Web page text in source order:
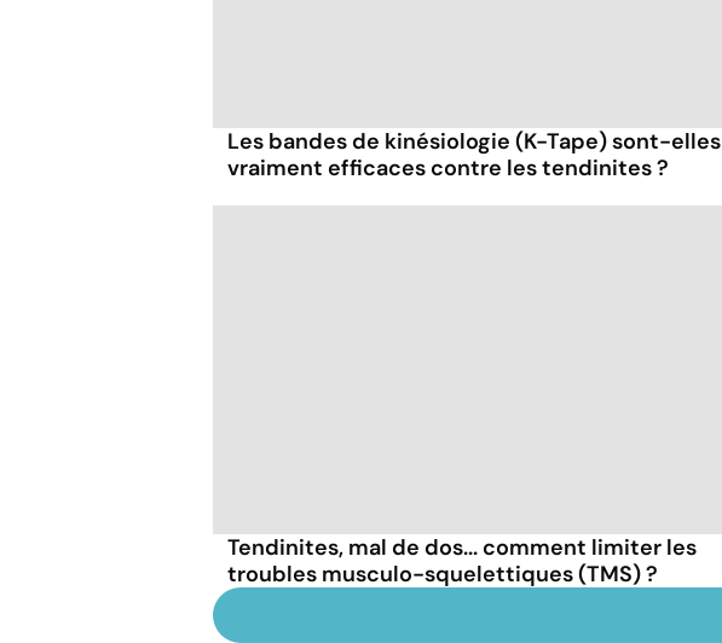
Les bandes de kinésiologie (K-Tape) sont-elles
vraiment efficaces contre les tendinites ?
Tendinites, mal de dos... comment limiter les
troubles musculo-squelettiques (TMS) ?